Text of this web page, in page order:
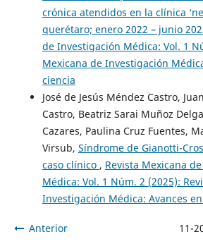
crónica atendidos en la clínica
querétaro; enero 2022 – junio
de Investigación Médica: Vol. 1
Mexicana de Investigación
ciencia
José de Jesús Méndez Castro,
Castro, Beatriz Sarai Muñoz
Cazares, Paulina Cruz Fuentes,
Virsub, Síndrome de Gianotti-
caso clínico , Revista Mexicana
Médica: Vol. 1 Núm. 2 (2025):
Investigación Médica: Avances
Anterior 11-